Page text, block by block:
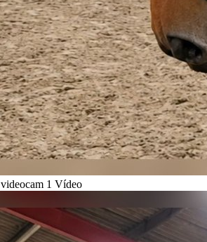
videocam 1 Vídeo